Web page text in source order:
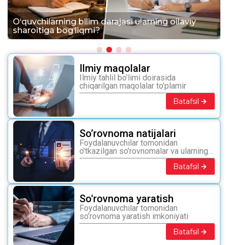
O‘quvchilarning bilim darajasi ularning oilaviy
sharoitiga bog‘liqmi?
Ilmiy maqolalar
Ilmiy tahlil bo’limi doirasida
chiqarilgan maqolalar to’plamir
Batafsil
So’rovnoma natijalari
Foydalanuvchilar tomonidan
o’tkazilgan so’rovnomalar va ularning
tahlili
Batafsil
So'rovnoma yaratish
Foydalanuvchilar tomonidan
so’rovnoma yaratish imkoniyati
Batafsil